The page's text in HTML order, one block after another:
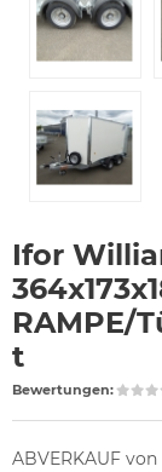
Ifor
RAMPE/
t
Bewertungen:
ABVERKAUF